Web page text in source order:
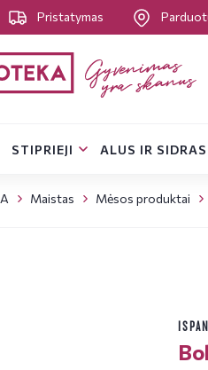
Pristatymas
STIPRIEJI ALUS IR SIDRAS
Maistas Mėsos produktai